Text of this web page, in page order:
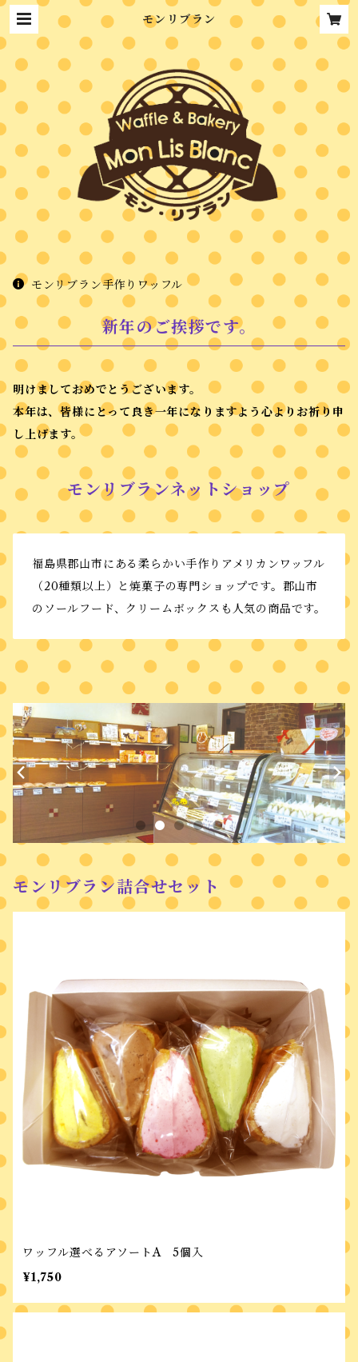
モンリブラン
モンリブラン手作りワッフル
新年のご挨拶です。
明けましておめでとうございます。
本年は、皆様にとって良き一年になりますよう心よりお祈り申
し上げます。
モンリブランネットショップ
福島県郡山市にある柔らかい手作りアメリカンワッフル
（20種類以上）と焼菓子の専門ショップです。郡山市
のソールフード、クリームボックスも人気の商品です。
モンリブラン詰合せセット
ワッフル選べるアソートA 5個入
¥1,750